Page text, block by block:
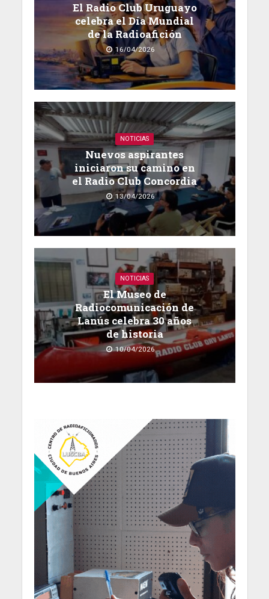
El Radio Club Uruguayo
celebra el Día Mundial
de la Radioafición
16/04/2026
NOTICIAS
Nuevos aspirantes
iniciaron su camino en
el Radio Club Concordia
13/04/2026
NOTICIAS
El Museo de
Radiocomunicación de
Lanús celebra 30 años
de historia
10/04/2026